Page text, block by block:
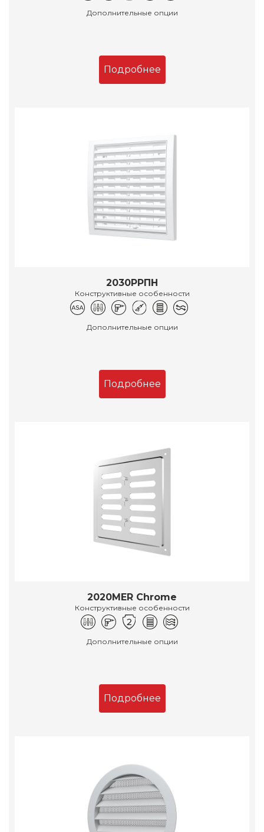
Дополнительные опции
Подробнее
2030РРПН
Конструктивные особенности
Дополнительные опции
Подробнее
2020MER Chrome
Конструктивные особенности
Дополнительные опции
Подробнее